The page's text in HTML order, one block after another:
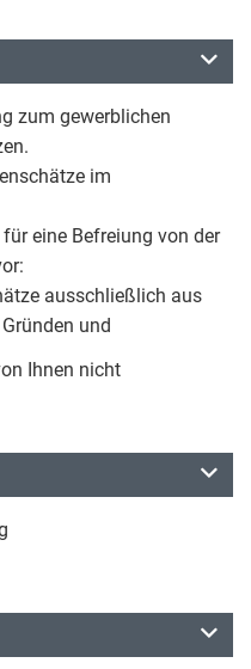
zum gewerblichen
im
eine Befreiung von der
ausschließlich aus
und
Ihnen nicht